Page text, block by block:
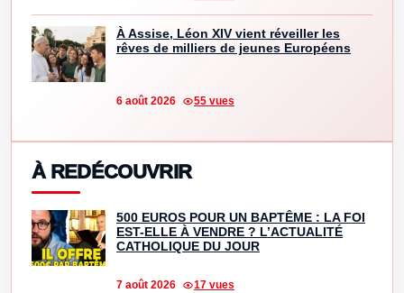
À Assise, Léon XIV vient réveiller les
rêves de milliers de jeunes Européens
6 août 2026 55 vues
À REDÉCOUVRIR
500 EUROS POUR UN BAPTÊME : LA FOI
EST-ELLE À VENDRE ? L’ACTUALITÉ
CATHOLIQUE DU JOUR
7 août 2026 17 vues